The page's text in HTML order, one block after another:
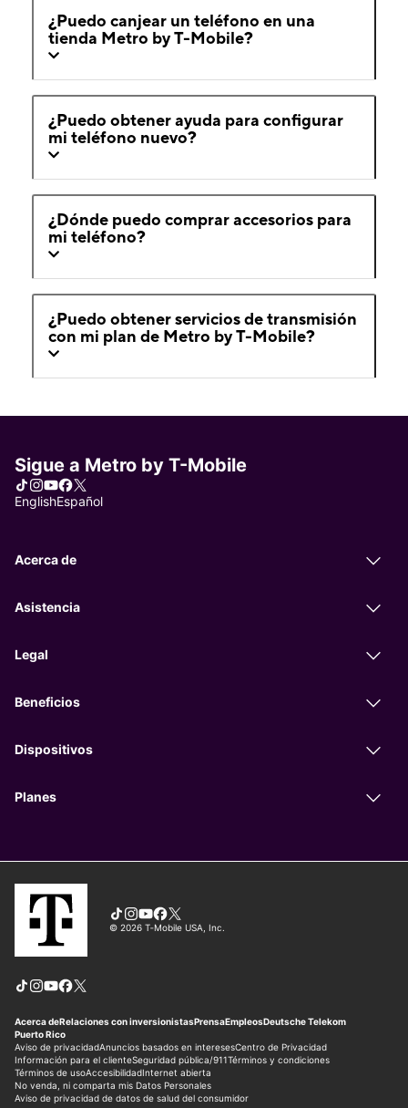
¿Puedo canjear un teléfono en una
tienda Metro by T-Mobile?
¿Puedo obtener ayuda para configurar
mi teléfono nuevo?
¿Dónde puedo comprar accesorios para
mi teléfono?
¿Puedo obtener servicios de transmisión
con mi plan de Metro by T-Mobile?